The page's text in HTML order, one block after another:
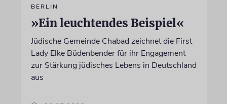
BERLIN
»Ein leuchtendes Beispiel«
Jüdische Gemeinde Chabad zeichnet die First
Lady Elke Büdenbender für ihr Engagement
zur Stärkung jüdisches Lebens in Deutschland
aus